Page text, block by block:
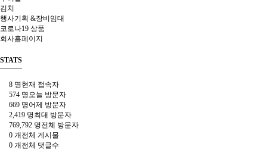
김치
행사기획 &장비임대
코로나19 상품
회사홈페이지
STATS
8 명현재 접속자
574 명오늘 방문자
669 명어제 방문자
2,419 명최대 방문자
769,792 명전체 방문자
0 개 전체 게시물
0 개 전체 댓글수